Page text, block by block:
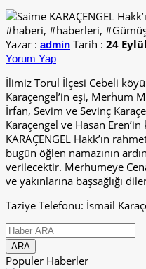
Yazar : admin Tarih : 24
Yorum Yap
İlimiz Torul İlçesi Cebeli
Karaçengel’in eşi, Merhum
İrfan, Sevim ve Sevinç
Karaçengel ve Hasan
KARAÇENGEL Hakk’ın
bugün öğlen namazının
verilecektir. Merhumeye
ve yakınlarına başsağlığı
Taziye Telefonu: İsmail
Popüler Haberler